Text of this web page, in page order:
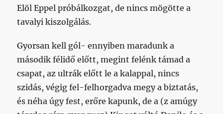
Elöl Eppel próbálkozgat, de nincs mögötte a
tavalyi kiszolgálás.
Gyorsan kell gól- ennyiben maradunk a
második félidő előtt, megint felénk támad a
csapat, az ultrák előtt le a kalappal, nincs
szidás, végig fel-felhorgadva megy a biztatás,
és néha úgy fest, erőre kapunk, de a (z amúgy